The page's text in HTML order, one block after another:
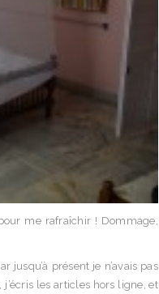
me rafraîchir ! Dommage,
jusqu’à présent je n’avais pas
les articles hors ligne, et